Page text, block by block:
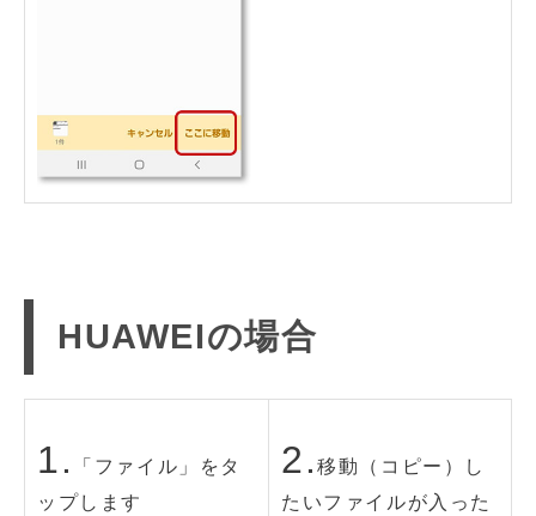
HUAWEIの場合
1.
「ファイル」をタ
ップします
2.移動（コピー）し
たいファイルが入った